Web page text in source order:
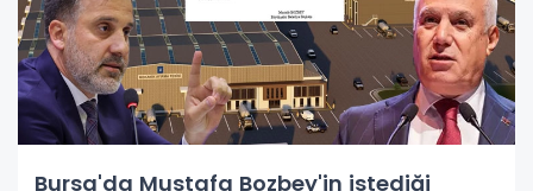
Bursa'da Mustafa Bozbey'in istediği